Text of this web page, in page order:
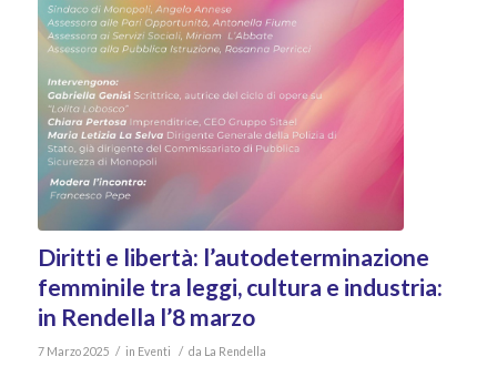
Diritti e libertà: l’autodeterminazione
femminile tra leggi, cultura e industria:
in Rendella l’8 marzo
7 Marzo 2025 / in Eventi / da La Rendella